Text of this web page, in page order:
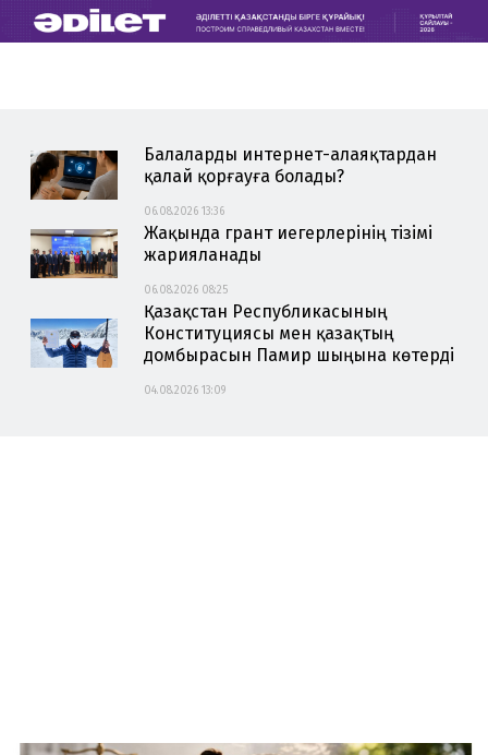
Бүгінгі
жаңалықтар:
Қазақстан
және
әлем
жаңалықтары
Балаларды интернет-алаяқтардан
қалай қорғауға болады?
06.08.2026 13:36
Жақында грант иегерлерінің тізімі
жарияланады
06.08.2026 08:25
Қазақстан Республикасының
Конституциясы мен қазақтың
домбырасын Памир шыңына көтерді
04.08.2026 13:09